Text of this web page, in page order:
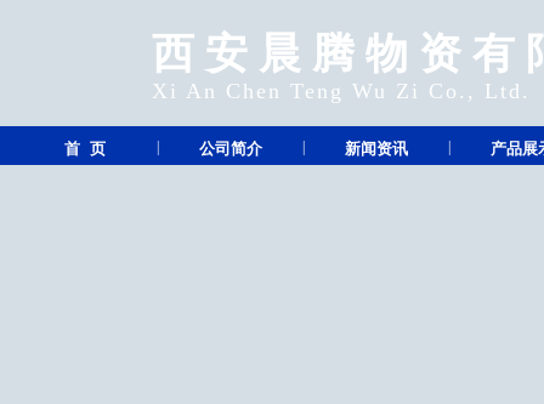
西安晨腾物资有
Xi An Chen Teng Wu Zi Co., Ltd.
首 页 公司简介 新闻资讯 产品展